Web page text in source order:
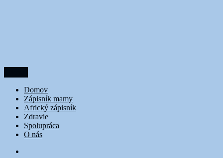
DoubleTrouble
Domov
Zápisník mamy
Africký zápisník
Zdravie
Spolupráca
O nás